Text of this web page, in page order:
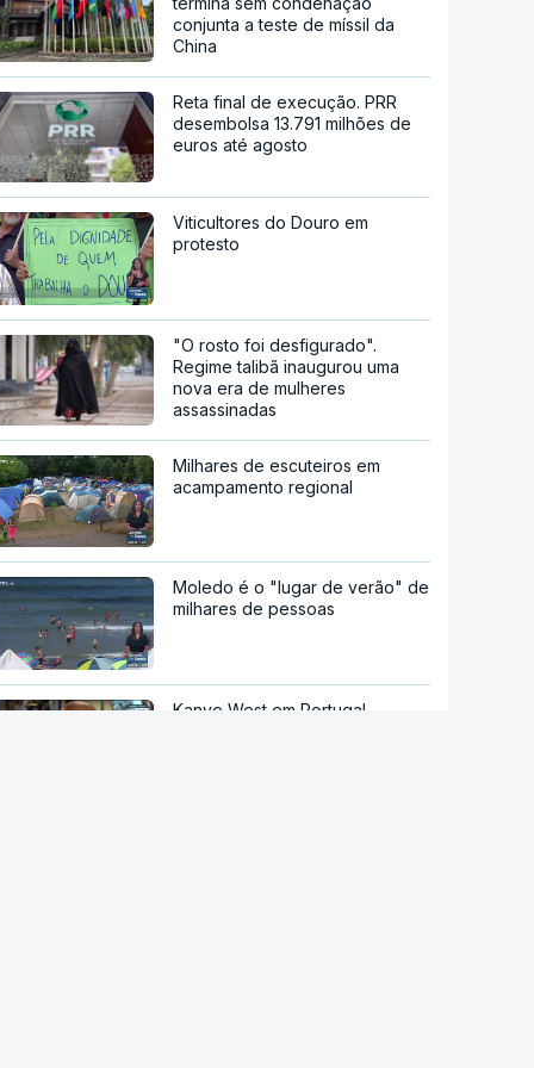
conjunta a teste de míssil da
China
Reta final de execução. PRR
desembolsa 13.791 milhões de
euros até agosto
Viticultores do Douro em
protesto
"O rosto foi desfigurado".
Regime talibã inaugurou uma
nova era de mulheres
assassinadas
Milhares de escuteiros em
acampamento regional
Moledo é o "lugar de verão" de
milhares de pessoas
Kanye West em Portugal.